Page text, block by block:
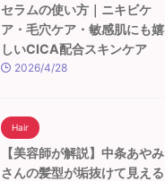
セラムの使い方｜ニキビケ
ア・毛穴ケア・敏感肌にも嬉
しいCICA配合スキンケア
2026/4/28
Hair
【美容師が解説】中条あやみ
さんの髪型が垢抜けて見える